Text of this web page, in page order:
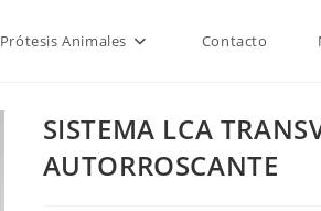
Prótesis Animales Contacto
SISTEMA LCA
AUTORROSCANTE